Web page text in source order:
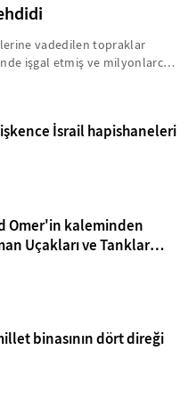
vadedilen topraklar
işgal etmiş ve milyonlarca
Bu anlamda, yavru
İşte, Kuzey
bilmeniz gerekenler...
İsrail hapishaneleri
Omer'in kaleminden
Uçakları ve Tanklar
binasının dört direği